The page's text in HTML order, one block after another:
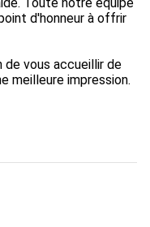
d'honneur à offrir
de vous accueillir de
meilleure impression.